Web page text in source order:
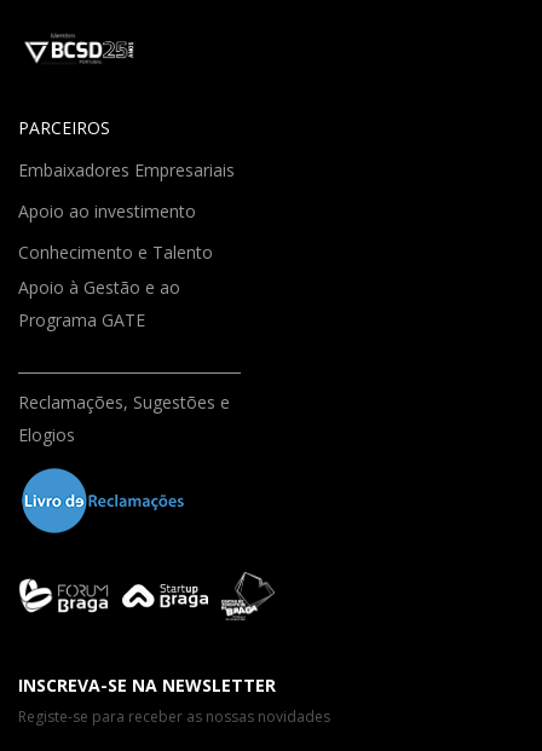
PARCEIROS
Embaixadores Empresariais
Apoio ao investimento
Conhecimento e Talento
Apoio à Gestão e ao
Programa GATE
Reclamações, Sugestões e
Elogios
INSCREVA-SE NA NEWSLETTER
Registe-se para receber as nossas novidades